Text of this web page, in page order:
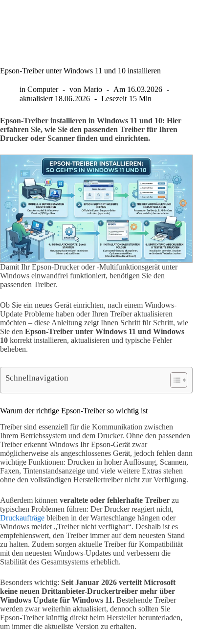
Epson-Treiber unter Windows 11 und 10 installieren
in Computer von Mario Am 16.03.2026
aktualisiert 18.06.2026 Lesezeit 15 Min
Epson-Treiber installieren in Windows 11 und 10: Hier
erfahren Sie, wie Sie den passenden Treiber für Ihren
Drucker oder Scanner finden und einrichten.
Damit Ihr Epson-Drucker oder -Multifunktionsgerät unter
Windows einwandfrei funktioniert, benötigen Sie den
passenden Treiber.
Ob Sie ein neues Gerät einrichten, nach einem Windows-
Update Probleme haben oder Ihren Treiber aktualisieren
möchten – diese Anleitung zeigt Ihnen Schritt für Schritt, wie
Sie den Epson-Treiber unter Windows 11 und Windows
10 korrekt installieren, aktualisieren und typische Fehler
beheben.
Schnellnavigation
Warum der richtige Epson-Treiber so wichtig ist
Treiber sind essenziell für die Kommunikation zwischen
Ihrem Betriebssystem und dem Drucker. Ohne den passenden
Treiber erkennt Windows Ihr Epson-Gerät zwar
möglicherweise als angeschlossenes Gerät, jedoch fehlen dann
wichtige Funktionen: Drucken in hoher Auflösung, Scannen,
Faxen, Tintenstandsanzeige und viele weitere Extras stehen
ohne den vollständigen Herstellertreiber nicht zur Verfügung.
Außerdem können veraltete oder fehlerhafte Treiber zu
typischen Problemen führen: Der Drucker reagiert nicht,
Druckaufträge bleiben in der Warteschlange hängen oder
Windows meldet „Treiber nicht verfügbar“. Deshalb ist es
empfehlenswert, den Treiber immer auf dem neuesten Stand
zu halten. Zudem sorgen aktuelle Treiber für Kompatibilität
mit den neuesten Windows-Updates und verbessern die
Stabilität des Gesamtsystems erheblich.
Besonders wichtig: Seit Januar 2026 verteilt Microsoft
keine neuen Drittanbieter-Druckertreiber mehr über
Windows Update für Windows 11. Bestehende Treiber
werden zwar weiterhin aktualisiert, dennoch sollten Sie
Epson-Treiber künftig direkt beim Hersteller herunterladen,
um immer die aktuellste Version zu erhalten.